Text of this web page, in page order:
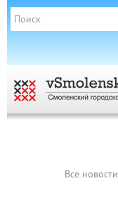
Все новости